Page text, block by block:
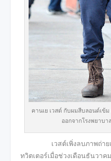
คานเย เวสต์ กับผมสีบลอนด์เข้
ออกจากโรงพยาบา
เวสต์เพิ่งลบภาพถ่ายแล
ทวิตเตอร์เมื่อช่วงเดือนธันวาค